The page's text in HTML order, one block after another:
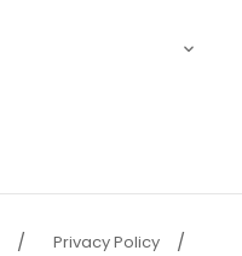

Privacy Policy